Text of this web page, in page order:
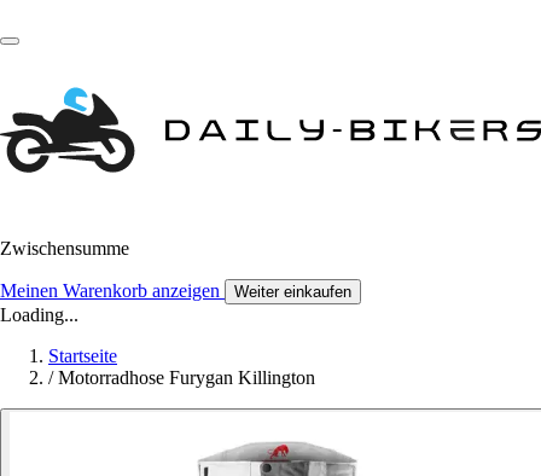
Zwischensumme
Meinen Warenkorb anzeigen Weiter einkaufen
Loading...
Startseite
/ Motorradhose Furygan Killington